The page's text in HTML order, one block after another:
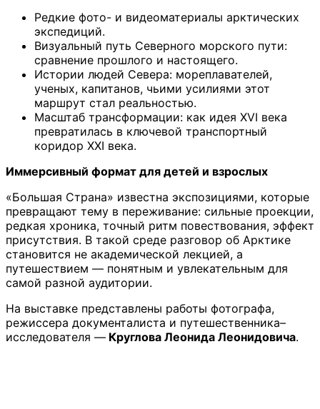
Редкие фото- и видеоматериалы арктических
экспедиций.
Визуальный путь Северного морского пути:
сравнение прошлого и настоящего.
Истории людей Севера: мореплавателей,
ученых, капитанов, чьими усилиями этот
маршрут стал реальностью.
Масштаб трансформации: как идея XVI века
превратилась в ключевой транспортный
коридор XXI века.
Иммерсивный формат для детей и взрослых
«Большая Страна» известна экспозициями, которые
превращают тему в переживание: сильные проекции,
редкая хроника, точный ритм повествования, эффект
присутствия. В такой среде разговор об Арктике
становится не академической лекцией, а
путешествием — понятным и увлекательным для
самой разной аудитории.
На выставке представлены работы фотографа,
режиссера документалиста и путешественника–
исследователя — Круглова Леонида Леонидовича.